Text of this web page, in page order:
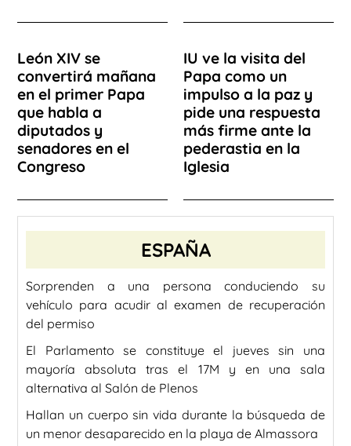
León XIV se
convertirá mañana
en el primer Papa
que habla a
diputados y
senadores en el
Congreso
IU ve la visita del
Papa como un
impulso a la paz y
pide una respuesta
más firme ante la
pederastia en la
Iglesia
ESPAÑA
Sorprenden a una persona conduciendo su
vehículo para acudir al examen de recuperación
del permiso
El Parlamento se constituye el jueves sin una
mayoría absoluta tras el 17M y en una sala
alternativa al Salón de Plenos
Hallan un cuerpo sin vida durante la búsqueda de
un menor desaparecido en la playa de Almassora